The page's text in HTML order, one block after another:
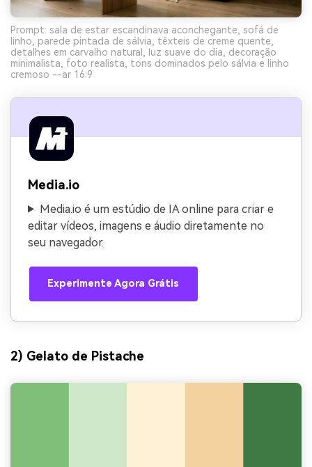
Prompt: sala de estar escandinava aconchegante, sofá de
linho, parede pintada de sálvia, têxteis de creme quente,
detalhes em carvalho natural, luz suave do dia, decoração
minimalista, foto realista, tons dominados pelo sálvia e linho
cremoso --ar 16:9
Media.io
Media.io é um estúdio de IA online para criar e
editar vídeos, imagens e áudio diretamente no
seu navegador.
Experimente Agora Grátis
2) Gelato de Pistache